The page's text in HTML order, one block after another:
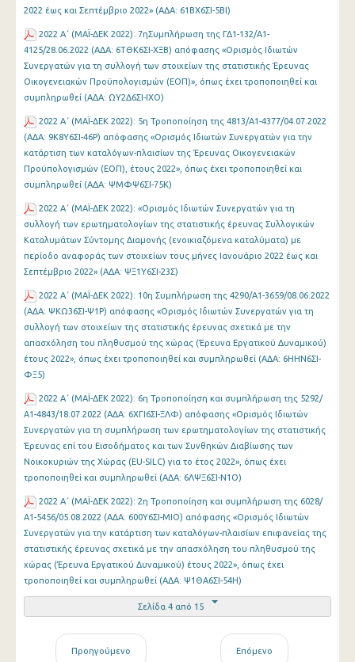
2022 έως και Σεπτέμβριο 2022» (ΑΔΑ: 61ΒΧ6ΣΙ-5ΒΙ)
2022 Α΄ (MAΪ-ΔΕΚ 2022): 7ηΣυμπλήρωση της ΓΔ1-132/Α1-
4125/28.06.2022 (ΑΔΑ: 6ΤΘΚ6ΣΙ-ΧΞΒ) απόφασης «Ορισμός Ιδιωτών
Συνεργατών για τη συλλογή των στοιχείων της στατιστικής Έρευνας
Οικογενειακών Προϋπολογισμών (ΕΟΠ)», όπως έχει τροποποιηθεί και
συμπληρωθεί (ΑΔΑ: ΩΥ2Δ6ΣΙ-ΙΧΟ)
2022 Α΄ (MAΪ-ΔΕΚ 2022): 5η Τροποποίηση της 4813/Α1-4377/04.07.2022
(ΑΔΑ: 9Κ8Υ6ΣΙ-46Ρ) απόφασης «Ορισμός Ιδιωτών Συνεργατών για την
κατάρτιση των καταλόγων-πλαισίων της Έρευνας Οικογενειακών
Προϋπολογισμών (ΕΟΠ), έτους 2022», όπως έχει τροποποιηθεί και
συμπληρωθεί (ΑΔΑ: ΨΜΦΨ6ΣΙ-75Κ)
2022 Α΄ (MAΪ-ΔΕΚ 2022): «Ορισμός Ιδιωτών Συνεργατών για τη
συλλογή των ερωτηματολογίων της στατιστικής έρευνας Συλλογικών
Καταλυμάτων Σύντομης Διαμονής (ενοικιαζόμενα καταλύματα) με
περίοδο αναφοράς των στοιχείων τους μήνες Ιανουάριο 2022 έως και
Σεπτέμβριο 2022» (ΑΔΑ: ΨΞ1Υ6ΣΙ-23Σ)
2022 Α΄ (MAΪ-ΔΕΚ 2022): 10η Συμπλήρωση της 4290/Α1-3659/08.06.2022
(ΑΔΑ: ΨΚΩ36ΣΙ-Ψ1Ρ) απόφασης «Ορισμός Ιδιωτών Συνεργατών για τη
συλλογή των στοιχείων της στατιστικής έρευνας σχετικά με την
απασχόληση του πληθυσμού της χώρας (Έρευνα Εργατικού Δυναμικού)
έτους 2022», όπως έχει τροποποιηθεί και συμπληρωθεί (ΑΔΑ: 6ΗΗΝ6ΣΙ-
ΦΞ5)
2022 Α΄ (MAΪ-ΔΕΚ 2022): 6η Τροποποίηση και συμπλήρωση της 5292/
Α1-4843/18.07.2022 (ΑΔΑ: 6ΧΓΙ6ΣΙ-ΞΛΦ) απόφασης «Ορισμός Ιδιωτών
Συνεργατών για τη συμπλήρωση των ερωτηματολογίων της στατιστικής
Έρευνας επί του Εισοδήματος και των Συνθηκών Διαβίωσης των
Νοικοκυριών της Χώρας (EU-SILC) για το έτος 2022», όπως έχει
τροποποιηθεί και συμπληρωθεί (ΑΔΑ: 6ΛΨΞ6ΣΙ-Ν1Ο)
2022 Α΄ (MAΪ-ΔΕΚ 2022): 2η Τροποποίηση και συμπλήρωση της 6028/
Α1-5456/05.08.2022 (ΑΔΑ: 600Υ6ΣΙ-ΜΙΟ) απόφασης «Ορισμός Ιδιωτών
Συνεργατών για την κατάρτιση των καταλόγων-πλαισίων επιφανείας της
στατιστικής έρευνας σχετικά με την απασχόληση του πληθυσμού της
χώρας (Έρευνα Εργατικού Δυναμικού) έτους 2022», όπως έχει
τροποποιηθεί και συμπληρωθεί (ΑΔΑ: Ψ1ΘΑ6ΣΙ-54Η)
Σελίδα 4 από 15
Προηγούμενο Επόμενο